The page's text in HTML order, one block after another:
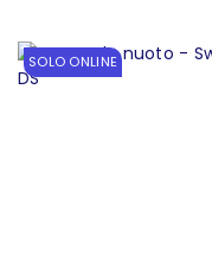
SOLO ONLINE